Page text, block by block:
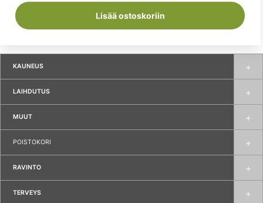
KAUNEUS
LAIHDUTUS
MUUT
POISTOKORI
RAVINTO
TERVEYS
Lisää ostoskoriin